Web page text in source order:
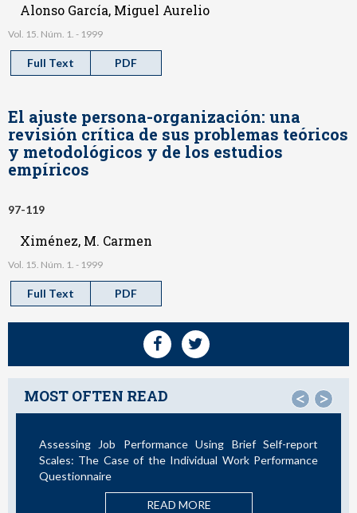
Alonso García, Miguel Aurelio
Vol. 15. Núm. 1. - 1999
Full Text PDF
El ajuste persona-organización: una
revisión crítica de sus problemas teóricos
y metodológicos y de los estudios
empíricos
97-119
Ximénez, M. Carmen
Vol. 15. Núm. 1. - 1999
Full Text PDF
MOST OFTEN READ < >
Assessing Job Performance Using Brief Self-report
Scales: The Case of the Individual Work Performance
Questionnaire
READ MORE